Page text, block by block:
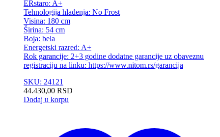
ERstaro: A+
Tehnologija hlađenja: No Frost
Visina: 180 cm
Širina: 54 cm
Boja: bela
Energetski razred: A+
Rok garancije: 2+3 godine dodatne garancije uz obaveznu
registraciju na linku: https://www.nitom.rs/garancija
SKU: 24121
44.430,00 RSD
Dodaj u korpu